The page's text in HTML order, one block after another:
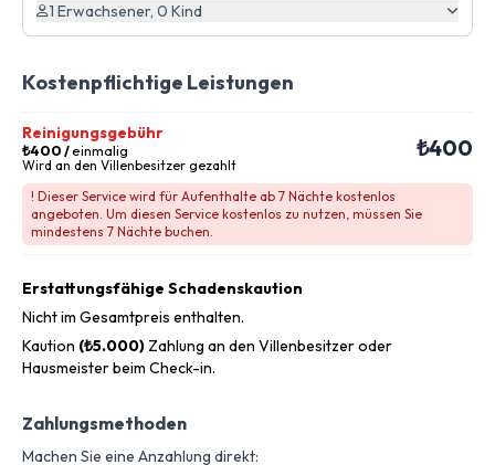
1 Erwachsener, 0 Kind
Kostenpflichtige Leistungen
Reinigungsgebühr
₺400/einmalig
Wird an den Villenbesitzer gezahlt
₺400
! Dieser Service wird für Aufenthalte ab 7 Nächte kostenlos
angeboten. Um diesen Service kostenlos zu nutzen, müssen Sie
mindestens 7 Nächte buchen.
Erstattungsfähige Schadenskaution
Nicht im Gesamtpreis enthalten.
Kaution (₺5.000) Zahlung an den Villenbesitzer oder
Hausmeister beim Check-in.
Zahlungsmethoden
Machen Sie eine Anzahlung direkt: